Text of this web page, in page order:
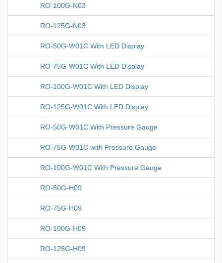
RO-100G-N03
RO-125G-N03
RO-50G-W01C With LED Display
RO-75G-W01C With LED Display
RO-100G-W01C With LED Display
RO-125G-W01C With LED Display
RO-50G-W01C With Pressure Gauge
RO-75G-W01C with Pressure Gauge
RO-100G-W01C With Pressure Gauge
RO-50G-H09
RO-75G-H09
RO-100G-H09
RO-125G-H09